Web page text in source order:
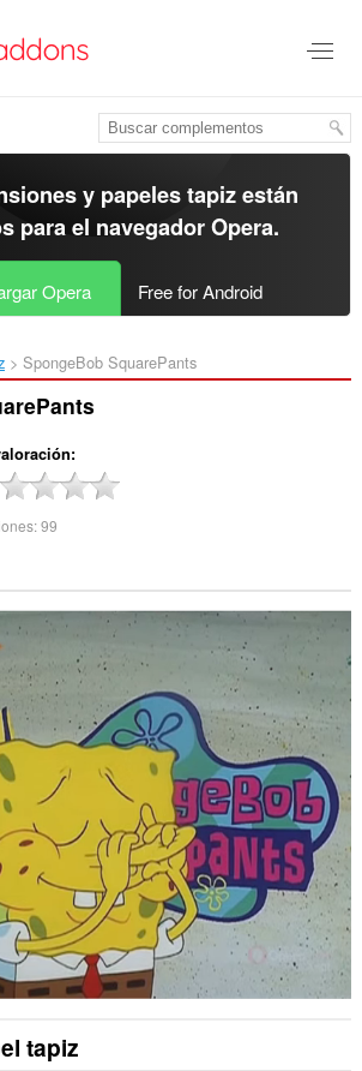
y papeles tapiz están
para el navegador Opera.
Opera Free for Android
SpongeBob SquarePants‎
99
tapiz